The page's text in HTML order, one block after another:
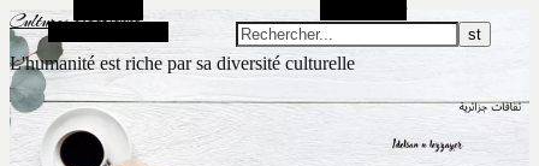
Cultures algérienne
L'humanité est riche par sa diversité culturelle